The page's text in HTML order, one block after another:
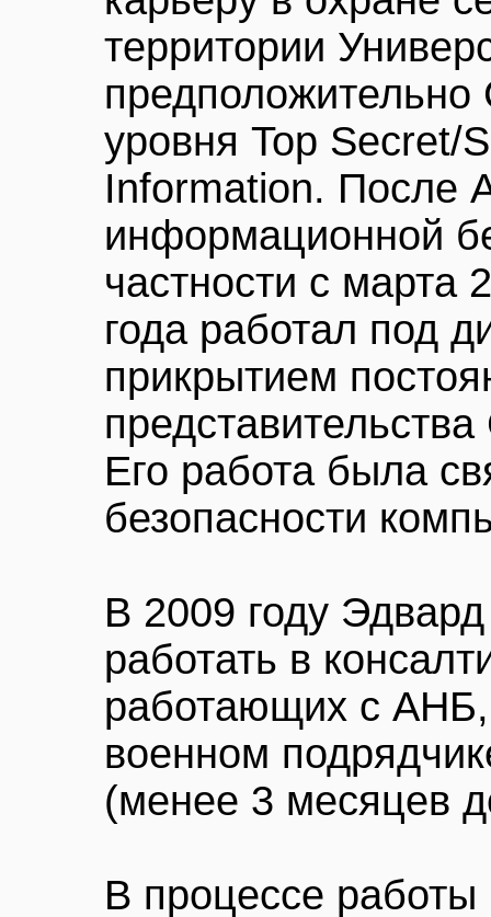
территории
предположительно
уровня Top Secret/
Information. После
информационной
частности с марта
года работал под
прикрытием
Его работа была
безопасности
В 2009 году
работать в
работающих с АНБ,
военном
(менее 3 месяцев
В процессе